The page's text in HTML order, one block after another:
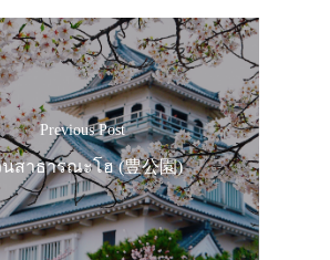
Previous Post
สาธารณะโฮ (豊公園)